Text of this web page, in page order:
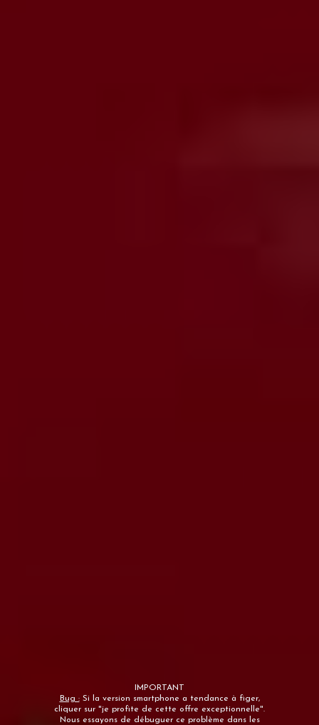
IMPORTANT
Bug :Si la version smartphone a tendance à figer,
cliquer sur "je profite de cette offre exceptionnelle".
Nous essayons de débuguer ce problème dans les